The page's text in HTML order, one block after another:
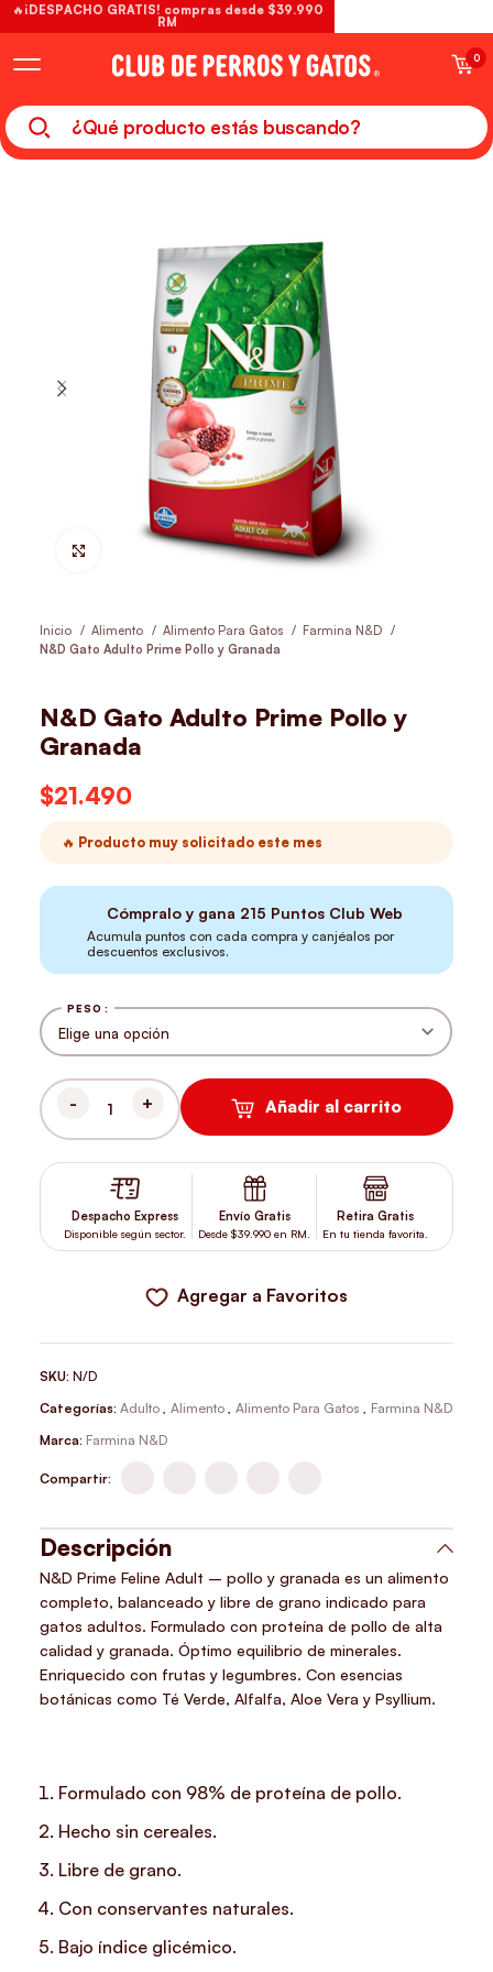
0
Hacer Zoom
Inicio Alimento Alimento Para Gatos
Farmina N&D
N&D Gato Adulto Prime Pollo y Granada
N&D Gato Adulto Prime Pollo y
Granada
$21.490
🔥 Producto muy solicitado este mes
Cómpralo y gana 215 Puntos Club Web
Acumula puntos con cada compra y canjéalos por
descuentos exclusivos.
PESO
N&D GATO ADULTO PRIME POLLO Y GRANADA CANTIDAD
Añadir al carrito
Despacho Express
Disponible según sector.
Envío Gratis
Desde $39.990 en RM.
Retira Gratis
En tu tienda favorita.
Agregar a Favoritos
SKU:N/D
Categorías: Adulto , Alimento , Alimento Para Gatos , Farmina N&D
Marca: Farmina N&D
Compartir:
Descripción
N&D Prime Feline Adult – pollo y granada es un alimento
completo, balanceado y libre de grano indicado para
gatos adultos. Formulado con proteína de pollo de alta
calidad y granada. Óptimo equilibrio de minerales.
Enriquecido con frutas y legumbres. Con esencias
botánicas como Té Verde, Alfalfa, Aloe Vera y Psyllium.
Formulado con 98% de proteína de pollo.
Hecho sin cereales.
Libre de grano.
Con conservantes naturales.
Bajo índice glicémico.
🔥¡DESPACHO GRATIS! compras desde $39.990
RM